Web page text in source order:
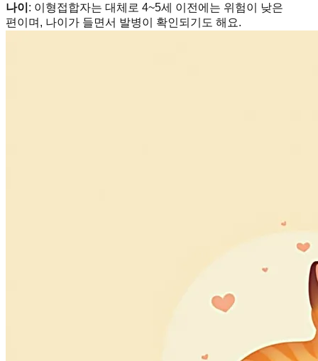
나이 : 이형접합자는 대체로 4~5세 이전에는 위험이 낮은
편이며, 나이가 들면서 발병이 확인되기도 해요.